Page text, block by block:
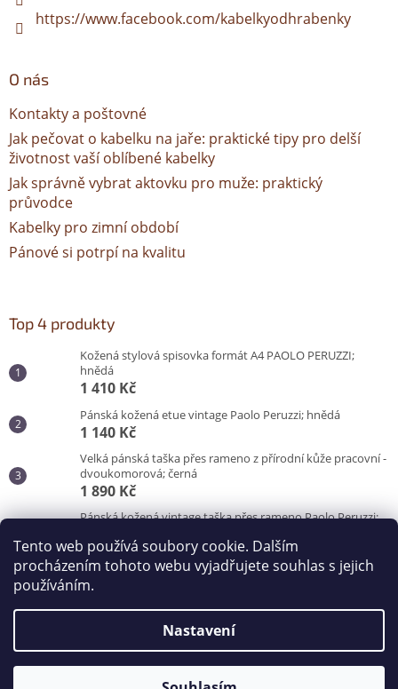
Tento web používá soubory cookie. Dalším
procházením tohoto webu vyjadřujete souhlas s jejich
používáním.
Nastavení
https://www.facebook.com/kabelkyodhrabenky
O nás
Kontakty a poštovné
Jak pečovat o kabelku na jaře: praktické tipy pro delší
životnost vaší oblíbené kabelky
Jak správně vybrat aktovku pro muže: praktický
průvodce
Kabelky pro zimní období
Pánové si potrpí na kvalitu
Top 4 produkty
Kožená stylová spisovka formát A4 PAOLO PERUZZI;
hnědá
1 410 Kč
Pánská kožená etue vintage Paolo Peruzzi; hnědá
1 140 Kč
Velká pánská taška přes rameno z přírodní kůže pracovní -
dvoukomorová; černá
1 890 Kč
Pánská kožená vintage taška přes rameno Paolo Peruzzi;
3 100 Kč
Vytvořil Shoptet
Copyright 2026Kabelky od Hraběnky. Všechna práva